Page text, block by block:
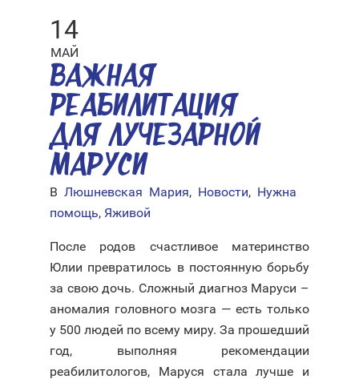
14
МАЙ
ВАЖНАЯ
РЕАБИЛИТАЦИЯ
ДЛЯ ЛУЧЕЗАРНОЙ
МАРУСИ
В Люшневская Мария, Новости, Нужна
помощь, Яживой
После родов счастливое материнство
Юлии превратилось в постоянную борьбу
за свою дочь. Сложный диагноз Маруси –
аномалия головного мозга — есть только
у 500 людей по всему миру. За прошедший
год, выполняя рекомендации
реабилитологов, Маруся стала лучше и